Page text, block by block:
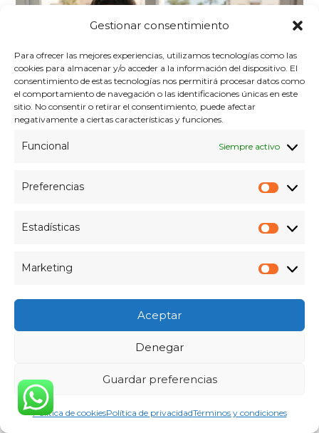
Gestionar consentimiento
Para ofrecer las mejores experiencias, utilizamos tecnologías como las
cookies para almacenar y/o acceder a la información del dispositivo. El
consentimiento de estas tecnologías nos permitirá procesar datos como
el comportamiento de navegación o las identificaciones únicas en este
sitio. No consentir o retirar el consentimiento, puede afectar
negativamente a ciertas características y funciones.
Funcional Siempre activo
Preferencias
Estadísticas
Marketing
Aceptar
Denegar
Guardar preferencias
Política de cookiesPolítica de privacidadTérminos y condiciones
¿Buscando Asistente
Secretario Digital Humano
Leer más
Asistente Virtual,Gandia,Gestión de